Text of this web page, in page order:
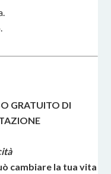
GRATUITO DI
cambiare la tua vita